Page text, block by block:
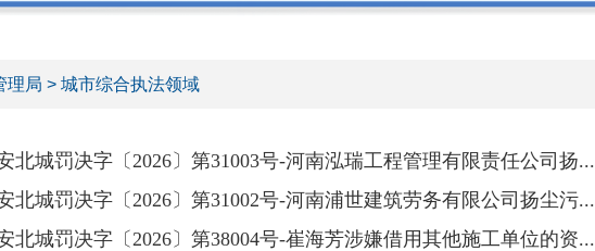
理局 > 城市综合执法领域
北城罚决字〔2026〕第31003号-河南泓瑞工程管理有限责任公司扬...
北城罚决字〔2026〕第31002号-河南浦世建筑劳务有限公司扬尘污...
北城罚决字〔2026〕第38004号-崔海芳涉嫌借用其他施工单位的资...